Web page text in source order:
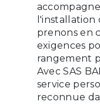
l'installation
prenons en
exigences
rangement
Avec SAS
service
reconnue